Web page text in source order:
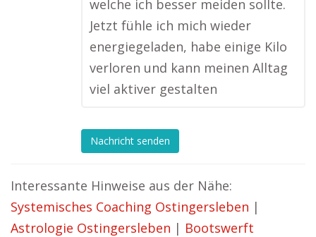
welche ich besser meiden sollte.
Jetzt fühle ich mich wieder
energiegeladen, habe einige Kilo
verloren und kann meinen Alltag
viel aktiver gestalten
Nachricht senden
Interessante Hinweise aus der Nähe:
Systemisches Coaching Ostingersleben |
Astrologie Ostingersleben | Bootswerft